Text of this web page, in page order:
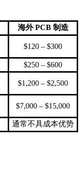
海外 PCB 制造
$120 – $300
$250 – $600
$1,200 – $2,500
$7,000 – $15,000
通常不具成本优势